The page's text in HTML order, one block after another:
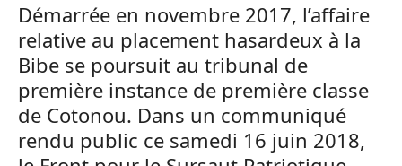
Démarrée en novembre 2017, l’affaire
relative au placement hasardeux à la
Bibe se poursuit au tribunal de
première instance de première classe
de Cotonou. Dans un communiqué
rendu public ce samedi 16 juin 2018,